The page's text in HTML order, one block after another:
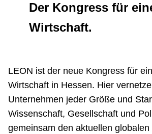
Netzwerke
Der Kongress für
Wirtschaft.
LEON ist der neue Kongress für
Wirtschaft in Hessen. Hier
Unternehmen jeder Größe und
Wissenschaft, Gesellschaft und
gemeinsam den aktuellen globalen